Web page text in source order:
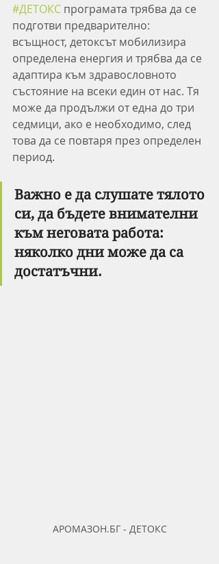
#ДЕТОКС програмата трябва да се
подготви предварително:
всъщност, детоксът мобилизира
определена енергия и трябва да се
адаптира към здравословното
състояние на всеки един от нас. Тя
може да продължи от една до три
седмици, ако е необходимо, след
това да се повтаря през определен
период.
Важно е да слушате тялото
си, да бъдете внимателни
към неговата работа:
няколко дни може да са
достатъчни.
АРОМАЗОН.БГ - ДЕТОКС